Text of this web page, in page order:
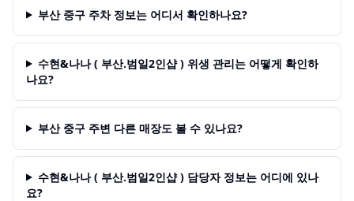
부산 중구 주차 정보는 어디서 확인하나요?
수현&나나 ( 부산.범일2인샵 ) 위생 관리는 어떻게 확인하
나요?
부산 중구 주변 다른 매장도 볼 수 있나요?
수현&나나 ( 부산.범일2인샵 ) 담당자 정보는 어디에 있나
요?